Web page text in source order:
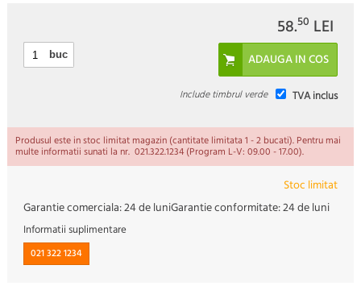
58.50 LEI
buc
TVA inclus
Include timbrul verde
Produsul este in stoc limitat magazin (cantitate limitata 1 - 2 bucati). Pentru mai
multe informatii sunati la nr. 021.322.1234 (Program L-V: 09.00 - 17.00).
Stoc limitat
Garantie comerciala:24 de luniGarantie conformitate:24 de luni
Informatii suplimentare
021 322 1234